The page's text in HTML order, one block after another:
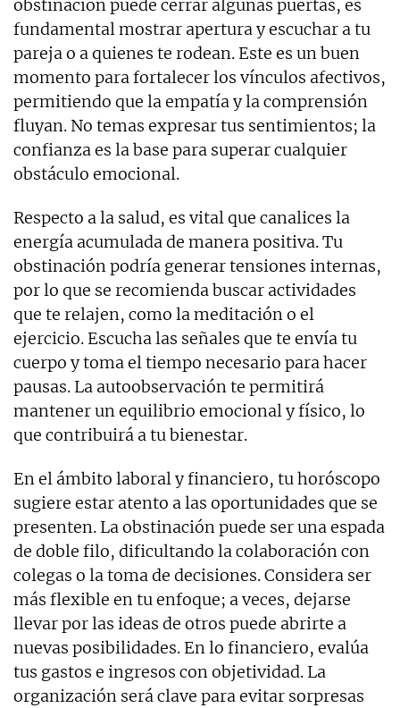
obstinación puede cerrar algunas puertas, es
fundamental mostrar apertura y escuchar a tu
pareja o a quienes te rodean. Este es un buen
momento para fortalecer los vínculos afectivos,
permitiendo que la empatía y la comprensión
fluyan. No temas expresar tus sentimientos; la
confianza es la base para superar cualquier
obstáculo emocional.
Respecto a la salud, es vital que canalices la
energía acumulada de manera positiva. Tu
obstinación podría generar tensiones internas,
por lo que se recomienda buscar actividades
que te relajen, como la meditación o el
ejercicio. Escucha las señales que te envía tu
cuerpo y toma el tiempo necesario para hacer
pausas. La autoobservación te permitirá
mantener un equilibrio emocional y físico, lo
que contribuirá a tu bienestar.
En el ámbito laboral y financiero, tu horóscopo
sugiere estar atento a las oportunidades que se
presenten. La obstinación puede ser una espada
de doble filo, dificultando la colaboración con
colegas o la toma de decisiones. Considera ser
más flexible en tu enfoque; a veces, dejarse
llevar por las ideas de otros puede abrirte a
nuevas posibilidades. En lo financiero, evalúa
tus gastos e ingresos con objetividad. La
organización será clave para evitar sorpresas